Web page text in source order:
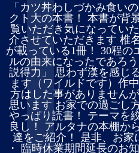
「カツ丼わしづかみ食い
クト大の本書！ 本書が背
覧いただき気になってい
介させていただきます 椎
が載っている1冊！ 30程の
ルの由来になったであろ
説得力」 思わず漢を感じ
ます（ワイルドです）作
方はした事がありません
思います お家での過ごし
やっぱり読書！ テーマを
良し！ アルタナの本棚か
達をご紹介！ 是非、お家
・ 臨時休業期間延長のお